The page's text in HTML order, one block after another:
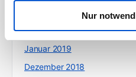
Nur
Februar 2019
Januar 2019
Dezember 2018